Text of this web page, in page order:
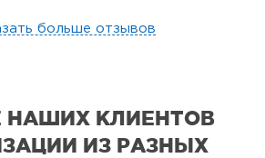
больше отзывов
НАШИХ КЛИЕНТОВ
ИЗ РАЗНЫХ